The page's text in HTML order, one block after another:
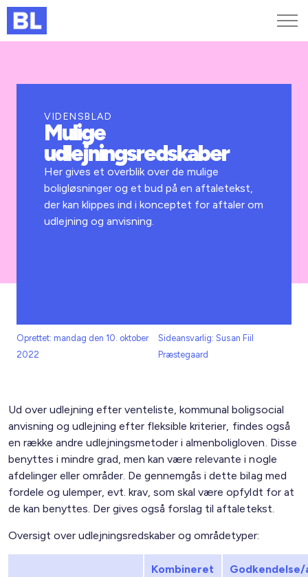
Kurser og arrangementer
Jobportalen
VIDENSBLAD
Mulige
udlejningsredskaber
Her gives et overblik over de mulige
boligløsninger og et bud på en aftaletekst,
der kan klippes ind i konceptet for aftaler om
udlejning og anvisning.
Oprettet: mandag den 10. oktober
2022
Sideansvarlig: Susan Fiil
Præstegaard
Ud over udlejning efter venteliste, kommunal boligsocial
anvisning og udlejning efter fleksible kriterier, findes også
en række andre udlejningsmetoder i almenboligloven. Disse
benyttes i mindre grad, men kan være relevante i nogle
afdelinger eller områder. De gennemgås i dette bilag med
fordele og ulemper, evt. krav, som skal være opfyldt for at
de kan benyttes. Der gives også forslag til aftaletekst.
Oversigt over udlejningsredskaber og områdetyper:
Kombineret